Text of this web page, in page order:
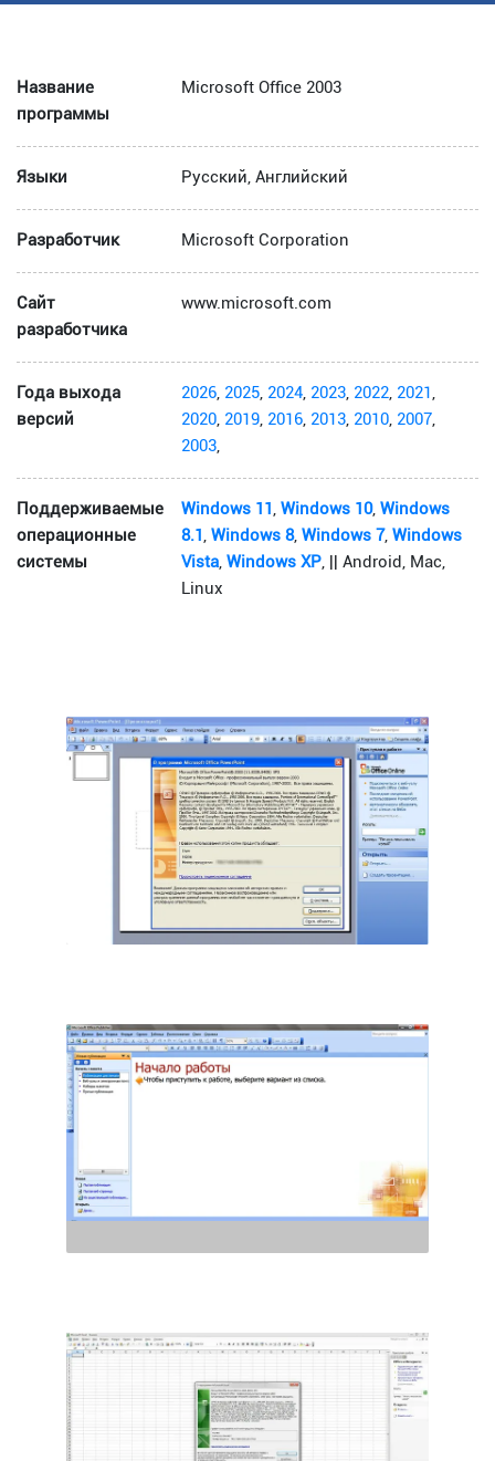
Название
программы
Microsoft Office 2003
Языки Русский, Английский
Разработчик Microsoft Corporation
Сайт
разработчика
www.microsoft.com
Года выхода
версий
2026, 2025, 2024, 2023, 2022, 2021,
2020, 2019, 2016, 2013, 2010, 2007,
2003,
Поддерживаемые
операционные
системы
Windows 11,Windows 10,Windows
8.1,Windows 8,Windows 7,Windows
Vista,Windows XP, || Android, Mac,
Linux